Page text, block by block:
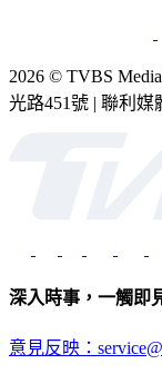
2026 © TVBS
光路451號 | 聯利媒
深入時事，一觸即
意見反映：